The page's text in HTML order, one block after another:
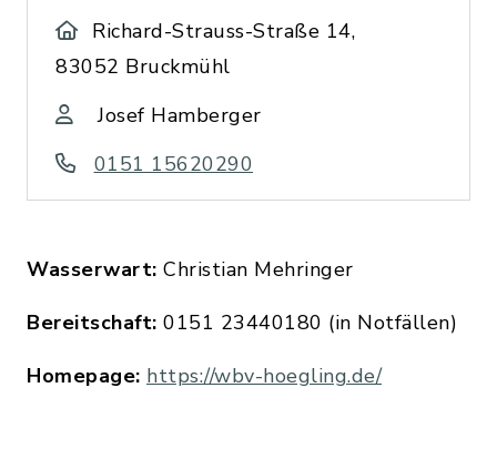
Richard-Strauss-Straße 14,
83052 Bruckmühl
Josef Hamberger
0151 15620290
Wasserwart: Christian Mehringer
Bereitschaft: 0151 23440180 (in Notfällen)
Homepage: https://wbv-hoegling.de/